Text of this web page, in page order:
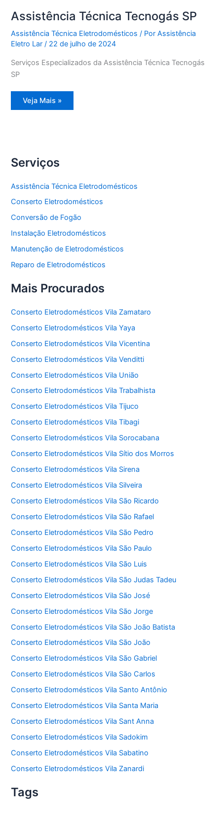
Assistência Técnica Tecnogás SP
Assistência Técnica Eletrodomésticos / PorAssistência
Eletro Lar/ 22 de julho de 2024
Serviços Especializados da Assistência Técnica Tecnogás
SP
Assistência
Técnica
Veja Mais »
Serviços
Assistência Técnica Eletrodomésticos
Conserto Eletrodomésticos
Conversão de Fogão
Instalação Eletrodomésticos
Manutenção de Eletrodomésticos
Reparo de Eletrodomésticos
Mais Procurados
Conserto Eletrodomésticos Vila Zamataro
Conserto Eletrodomésticos Vila Yaya
Conserto Eletrodomésticos Vila Vicentina
Conserto Eletrodomésticos Vila Venditti
Conserto Eletrodomésticos Vila União
Conserto Eletrodomésticos Vila Trabalhista
Conserto Eletrodomésticos Vila Tijuco
Conserto Eletrodomésticos Vila Tibagi
Conserto Eletrodomésticos Vila Sorocabana
Conserto Eletrodomésticos Vila Sítio dos Morros
Conserto Eletrodomésticos Vila Sirena
Conserto Eletrodomésticos Vila Silveira
Conserto Eletrodomésticos Vila São Ricardo
Conserto Eletrodomésticos Vila São Rafael
Conserto Eletrodomésticos Vila São Pedro
Conserto Eletrodomésticos Vila São Paulo
Conserto Eletrodomésticos Vila São Luis
Conserto Eletrodomésticos Vila São Judas Tadeu
Conserto Eletrodomésticos Vila São José
Conserto Eletrodomésticos Vila São Jorge
Conserto Eletrodomésticos Vila São João Batista
Conserto Eletrodomésticos Vila São João
Conserto Eletrodomésticos Vila São Gabriel
Conserto Eletrodomésticos Vila São Carlos
Conserto Eletrodomésticos Vila Santo Antônio
Conserto Eletrodomésticos Vila Santa Maria
Conserto Eletrodomésticos Vila Sant Anna
Conserto Eletrodomésticos Vila Sadokim
Conserto Eletrodomésticos Vila Sabatino
Conserto Eletrodomésticos Vila Zanardi
Tags